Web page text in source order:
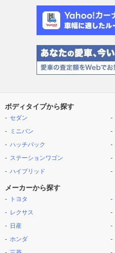
ボディタイプから探す
セダン
ミニバン
ハッチバック
ステーションワゴン
ハイブリッド
メーカーから探す
トヨタ
レクサス
日産
ホンダ